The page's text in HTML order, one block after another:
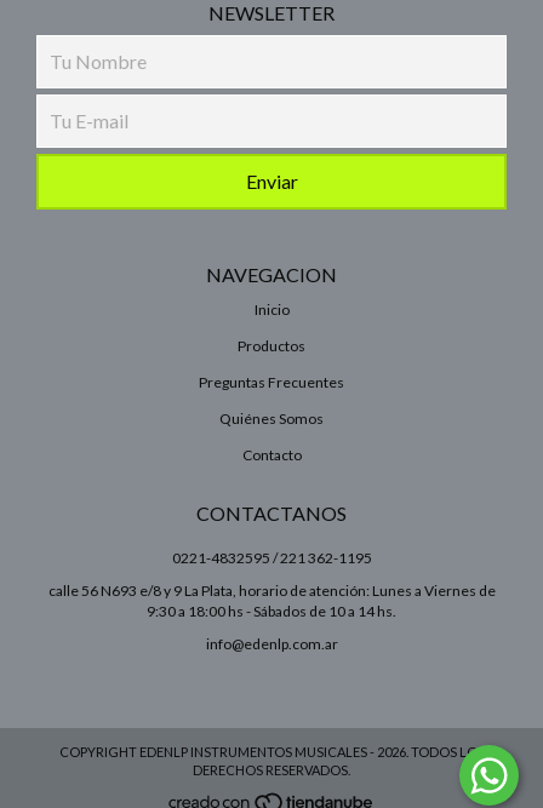
NEWSLETTER
NAVEGACION
Inicio
Productos
Preguntas Frecuentes
Quiénes Somos
Contacto
CONTACTANOS
0221-4832595 / 221 362-1195
calle 56 N693 e/8 y 9 La Plata, horario de atención: Lunes a Viernes de
9:30 a 18:00 hs - Sábados de 10 a 14 hs.
info@edenlp.com.ar
COPYRIGHT EDENLP INSTRUMENTOS MUSICALES - 2026. TODOS LOS
DERECHOS RESERVADOS.